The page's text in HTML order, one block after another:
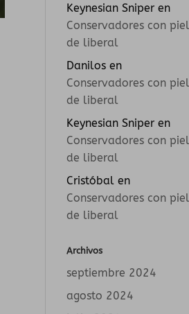
Keynesian Sniper en
Conservadores con piel
de liberal
Danilos en
Conservadores con piel
de liberal
Keynesian Sniper en
Conservadores con piel
de liberal
Cristóbal en
Conservadores con piel
de liberal
Archivos
septiembre 2024
agosto 2024